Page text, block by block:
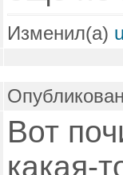
Изменил(а)
Вот
какая-